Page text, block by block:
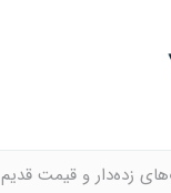
زده‌دار و قیمت قدیم